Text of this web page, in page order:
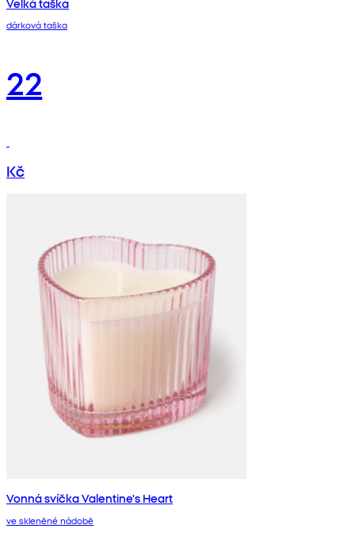
dárková taška
22
Kč
Vonná svíčka Valentine's Heart
ve skleněné nádobě